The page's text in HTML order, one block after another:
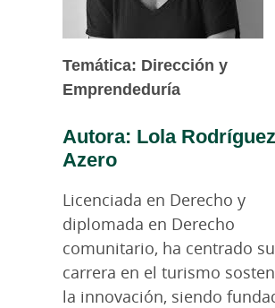
Temática: Dirección y
Emprendeduría
Autora: Lola
Azero
Licenciada en Derecho y
diplomada en Derecho
comunitario, ha centrado su
carrera en el turismo
la innovación, siendo